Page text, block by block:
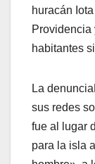
huracán
Providencia
habitantes
La
sus redes
fue al lugar
para la isla